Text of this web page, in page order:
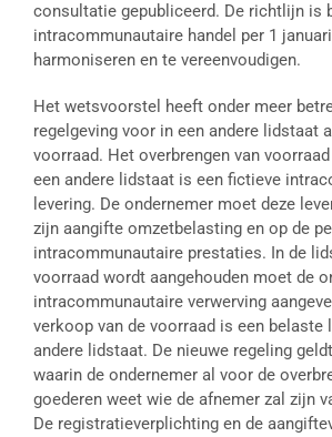
consultatie gepubliceerd. De richtlijn is
intracommunautaire handel per 1
harmoniseren en te vereenvoudigen.
Het wetsvoorstel heeft onder meer
regelgeving voor in een andere lidstaat
voorraad. Het overbrengen van
een andere lidstaat is een fictieve
levering. De ondernemer moet deze
zijn aangifte omzetbelasting en op de
intracommunautaire prestaties. In de
voorraad wordt aangehouden moet de
intracommunautaire verwerving
verkoop van de voorraad is een belaste
andere lidstaat. De nieuwe regeling
waarin de ondernemer al voor de
goederen weet wie de afnemer zal zijn
De registratieverplichting en de